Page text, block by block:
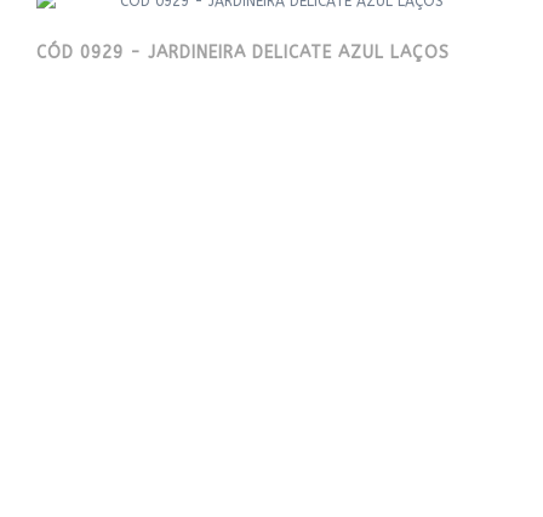
CÓD 0929 - JARDINEIRA DELICATE AZUL LAÇOS